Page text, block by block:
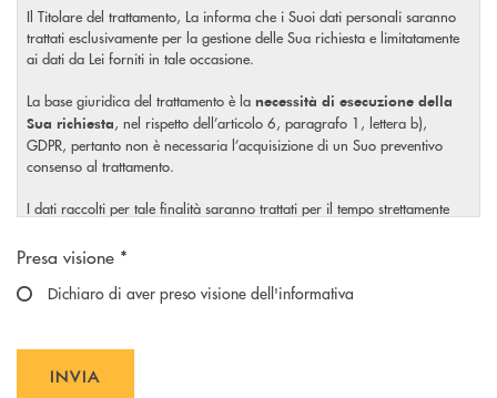
Il Titolare del trattamento, La informa che i Suoi dati personali saranno
trattati esclusivamente per la gestione delle Sua richiesta e limitatamente
ai dati da Lei forniti in tale occasione.
La base giuridica del trattamento è la necessità di esecuzione della
Sua richiesta, nel rispetto dell’articolo 6, paragrafo 1, lettera b),
GDPR, pertanto non è necessaria l’acquisizione di un Suo preventivo
consenso al trattamento.
I dati raccolti per tale finalità saranno trattati per il tempo strettamente
visionare l’informativa completa sul trattamento dei Suoi dati
Scegliere un'opzione
Presa visione *
Dichiaro di aver preso visione dell'informativa
INVIA